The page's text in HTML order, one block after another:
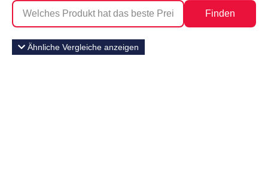
Finden
Ähnliche Vergleiche anzeigen